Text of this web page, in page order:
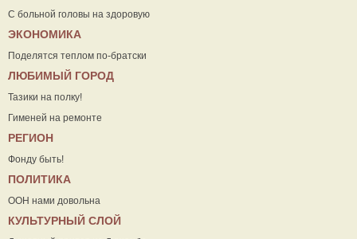
С больной головы на здоровую
ЭКОНОМИКА
Поделятся теплом по-братски
ЛЮБИМЫЙ ГОРОД
Тазики на полку!
Гименей на ремонте
РЕГИОН
Фонду быть!
ПОЛИТИКА
ООН нами довольна
КУЛЬТУРНЫЙ СЛОЙ